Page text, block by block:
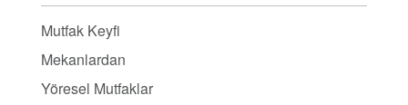
Mutfak Keyfi
Mekanlardan
Yöresel Mutfaklar